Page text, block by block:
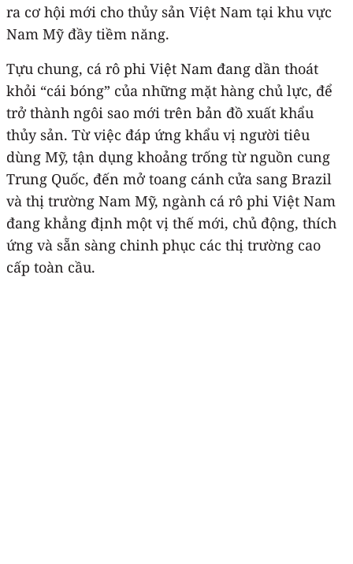
ra cơ hội mới cho thủy sản Việt Nam tại khu vực
Nam Mỹ đầy tiềm năng.
Tựu chung, cá rô phi Việt Nam đang dần thoát
khỏi “cái bóng” của những mặt hàng chủ lực, để
trở thành ngôi sao mới trên bản đồ xuất khẩu
thủy sản. Từ việc đáp ứng khẩu vị người tiêu
dùng Mỹ, tận dụng khoảng trống từ nguồn cung
Trung Quốc, đến mở toang cánh cửa sang Brazil
và thị trường Nam Mỹ, ngành cá rô phi Việt Nam
đang khẳng định một vị thế mới, chủ động, thích
ứng và sẵn sàng chinh phục các thị trường cao
cấp toàn cầu.